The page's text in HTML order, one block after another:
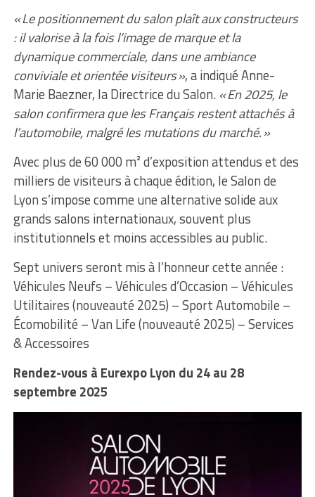
« Le positionnement du salon plaît aux constructeurs
: il valorise à la fois l’image de marque et la
dynamique commerciale, dans une ambiance
conviviale et orientée visiteurs », a indiqué Anne-
Marie Baezner, la Directrice du Salon. « En 2025, le
salon confirmera que les Français restent attachés à
l’automobile, malgré les mutations du marché. »
Avec plus de 60 000 m² d’exposition attendus et des
milliers de visiteurs à chaque édition, le Salon de
Lyon s’impose comme une alternative solide aux
grands salons internationaux, souvent plus
institutionnels et moins accessibles au public.
Sept univers seront mis à l’honneur cette année :
Véhicules Neufs – Véhicules d’Occasion – Véhicules
Utilitaires (nouveauté 2025) – Sport Automobile –
Écomobilité – Van Life (nouveauté 2025) – Services
& Accessoires
Rendez-vous à Eurexpo Lyon du 24 au 28
septembre 2025